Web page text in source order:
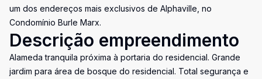
um dos endereços mais exclusivos de Alphaville, no
Condomínio Burle Marx.
Descrição empreendimento
Alameda tranquila próxima à portaria do residencial. Grande
jardim para área de bosque do residencial. Total segurança e